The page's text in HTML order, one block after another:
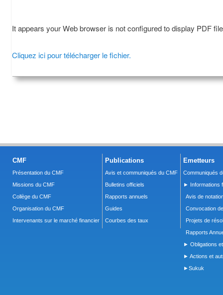
It appears your Web browser is not configured to display PDF
Cliquez ici pour télécharger le fichier.
CMF
Présentation du CMF
Missions du CMF
Collège du CMF
Organisation du CMF
Intervenants sur le marché financier
Publications
Avis et communiqués du CMF
Bulletins officiels
Rapports annuels
Guides
Courbes des taux
Emetteurs
Communiqués
► Informations
Avis de
Convocation
Projets de
Rapports
► Obligations
► Actions et
►Sukuk